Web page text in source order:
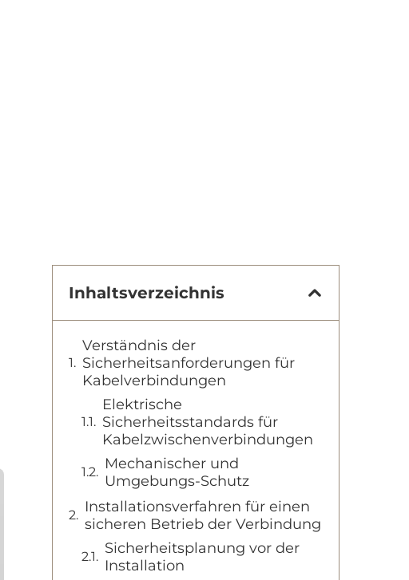
Inhaltsverzeichnis
Verständnis der
Sicherheitsanforderungen für
Kabelverbindungen
Elektrische
Sicherheitsstandards für
Kabelzwischenverbindungen
Mechanischer und
Umgebungs-Schutz
Installationsverfahren für einen
sicheren Betrieb der Verbindung
Sicherheitsplanung vor der
Installation